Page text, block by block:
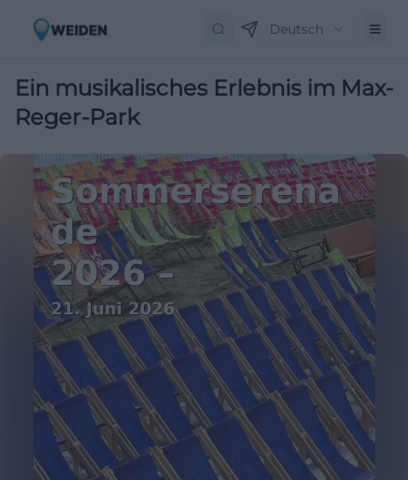
Deutsch
Ein musikalisches Erlebnis im Max-
Reger-Park